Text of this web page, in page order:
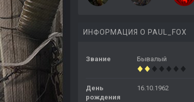
ИНФОРМАЦИЯ О PAUL_FOX
Звание Бывалый
День
рождения
16.10.1962